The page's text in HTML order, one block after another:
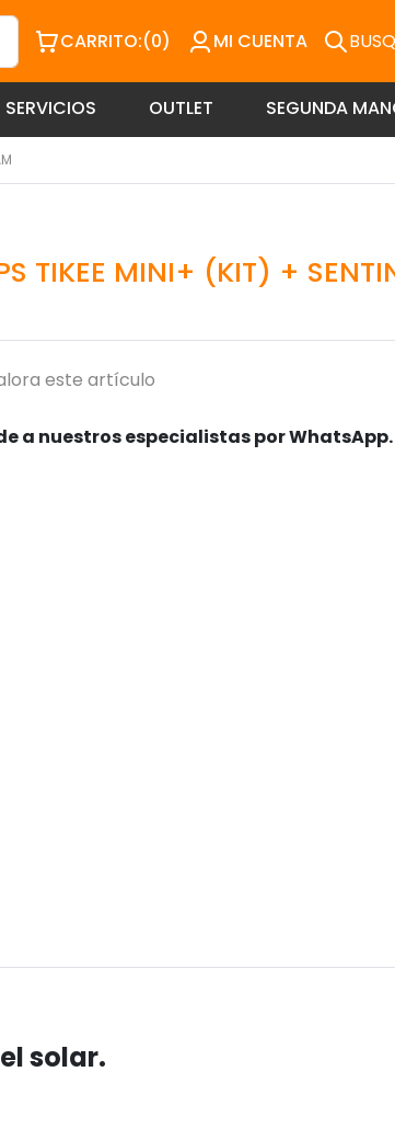
CARRITO:(0) MI CUENTA
SERVICIOS OUTLET SEGUNDA
TIKEE MINI+ (KIT) +
este artículo
a nuestros especialistas por WhatsApp.
solar.